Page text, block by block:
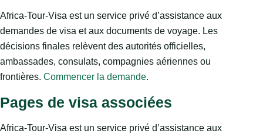
Africa-Tour-Visa est un service privé d’assistance aux
demandes de visa et aux documents de voyage. Les
décisions finales relèvent des autorités officielles,
ambassades, consulats, compagnies aériennes ou
frontières. Commencer la demande.
Pages de visa associées
Africa-Tour-Visa est un service privé d’assistance aux